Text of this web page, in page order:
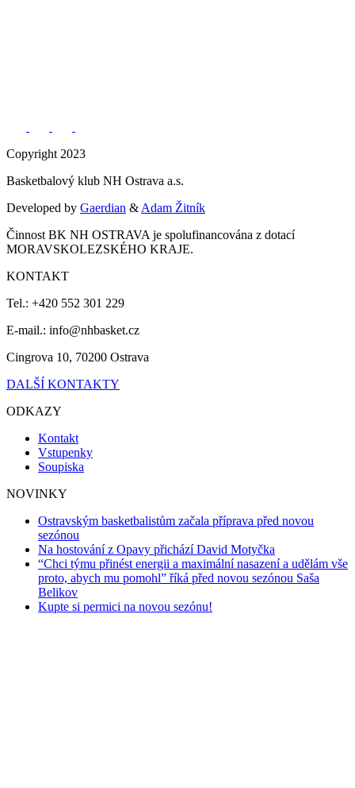
Copyright 2023
Basketbalový klub NH Ostrava a.s.
Developed by Gaerdian & Adam Žitník
Činnost BK NH OSTRAVA je spolufinancována z dotací
MORAVSKOLEZSKÉHO KRAJE.
KONTAKT
Tel.: +420 552 301 229
E-mail.: info@nhbasket.cz
Cingrova 10, 70200 Ostrava
DALŠÍ KONTAKTY
ODKAZY
Kontakt
Vstupenky
Soupiska
NOVINKY
Ostravským basketbalistům začala příprava před novou
sezónou
Na hostování z Opavy přichází David Motyčka
“Chci týmu přinést energii a maximální nasazení a udělám vše
proto, abych mu pomohl” říká před novou sezónou Saša
Belikov
Kupte si permici na novou sezónu!